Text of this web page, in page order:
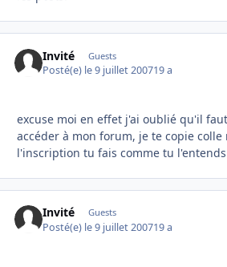
Invité Guests
Posté(e) le 9 juillet 200719 a
excuse moi en effet j'ai oublié qu'il
accéder à mon forum, je te copie
l'inscription tu fais comme tu l'entends
Invité Guests
Posté(e) le 9 juillet 200719 a